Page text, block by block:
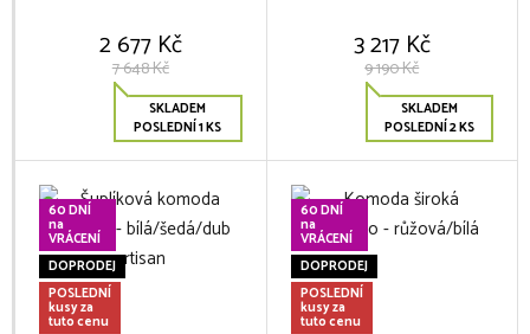
2 677 Kč
7 648 Kč
SKLADEM
POSLEDNÍ 1 KS
3 217 Kč
9 190 Kč
SKLADEM
POSLEDNÍ 2 KS
60 DNÍ
na
VRÁCENÍ
DOPRODEJ
POSLEDNÍ
kusy za
tuto cenu
60 DNÍ
na
VRÁCENÍ
DOPRODEJ
POSLEDNÍ
kusy za
tuto cenu